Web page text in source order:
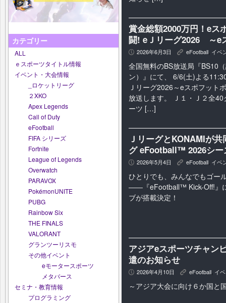
カテゴリー
ALL
ｅスポーツタイトル情報
イベント・大会情報
_ロケットリーグ
２XKO
Apex Legends
Call of Duty
eFootball
FIFA シリーズ
Fortnite
League of Legends
Overwatch
PARAVOX
PokémonUNITE
PUBG
Rainbow Six
THE FINALS
VALORANT
グランツーリスモ
その他イベント
eモータースポーツ
メタバース
セミナ・教育情報
プログラミング
賞金総額2000万円！eス
闘! eＪリーグ2026 ～e
P 2026年6月3日 K eFootball, イベ
全国無料のBS放送局『BS10
ン）』にて、 6/6(土)よる
Ｊリーグ2026～eスポフット
放送します。 Ｊ１・Ｊ２全
ーツ […]
ＪリーグとKONAMIが
グ eFootball™ 2026シー
P 2026年5月4日 K eFootball イベ
ひとりでも、みんなでもゴー
――『eFootball™ Kick-Off!』
ブが搭載決定！
アジアeスポーツチャン
遣のお知らせ
P 2026年4月10日 K eFootball イ
～アジア大会に向け６か国と